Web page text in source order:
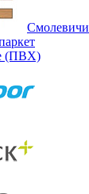
Смолевичи
(ПВХ)